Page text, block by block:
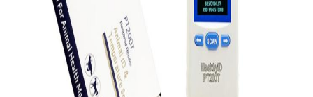
PRIVACY